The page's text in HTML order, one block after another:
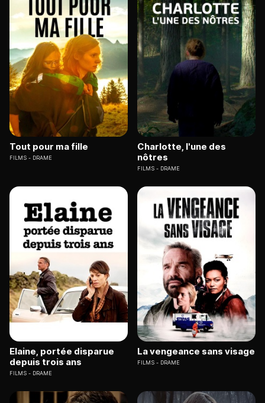
Tout pour ma fille
FILMS DRAME
Charlotte, l'une des
nôtres
FILMS DRAME
Elaine, portée disparue
depuis trois ans
FILMS DRAME
La vengeance sans visage
FILMS DRAME